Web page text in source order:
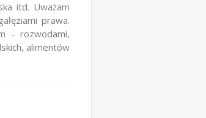
itd. Uważam
prawa.
- rozwodami,
alimentów